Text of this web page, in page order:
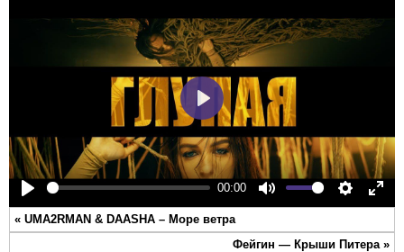
Play
00:00
Mute Settings
Play
« UMA2RMAN & DAASHA – Море ветра
Фейгин — Крыши Питера »